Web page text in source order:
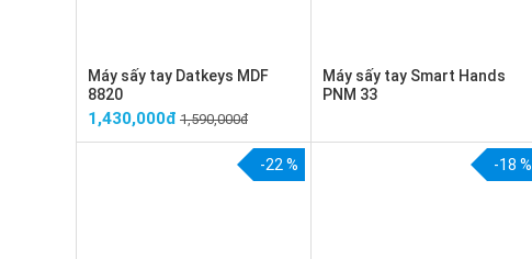
Máy sấy tay Datkeys MDF
8820
1,430,000đ 1,590,000đ
Máy sấy tay Smart Hands
PNM 33
-22 % -18 %